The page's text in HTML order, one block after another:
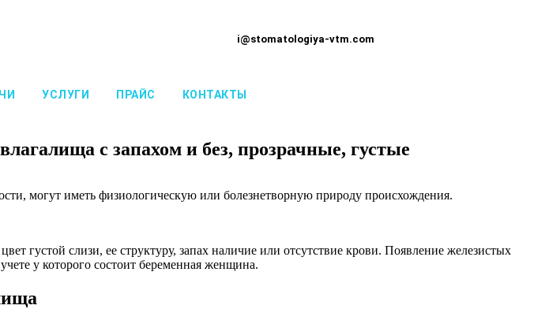
i@stomatologiya-vtm.com
УСЛУГИ ПРАЙС КОНТАКТЫ
с запахом и без, прозрачные, густые
могут иметь физиологическую или болезнетворную природу происхождения.
густой слизи, ее структуру, запах наличие или отсутствие крови. Появление железистых
у которого состоит беременная женщина.